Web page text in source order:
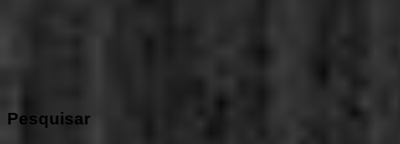
Pesquisar